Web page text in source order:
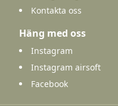
Kontakta oss
Häng med oss
Instagram
Instagram airsoft
Facebook